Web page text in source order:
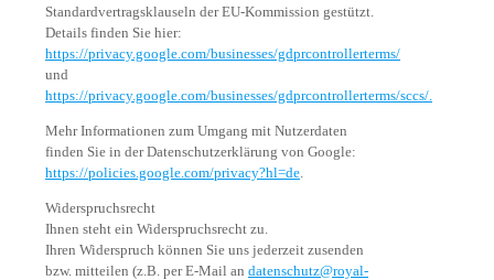
Standardvertragsklauseln der EU-Kommission gestützt.
Details finden Sie hier:
https://privacy.google.com/businesses/gdprcontrollerterms/
und
https://privacy.google.com/businesses/gdprcontrollerterms/sccs/.
Mehr Informationen zum Umgang mit Nutzerdaten
finden Sie in der Datenschutzerklärung von Google:
https://policies.google.com/privacy?hl=de
Widerspruchsrecht
Ihnen steht ein Widerspruchsrecht zu.
Ihren Widerspruch können Sie uns jederzeit zusenden
bzw. mitteilen (z.B. per E-Mail an datenschutz@royal-